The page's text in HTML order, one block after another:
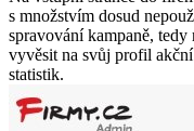
s množstvím dosud
spravování kampaně,
vyvěsit na svůj profil
statistik.